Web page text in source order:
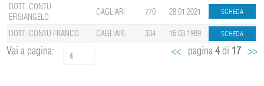
DOTT. CONTU
EFISIANGELO
CAGLIARI 770 28.01.2021
DOTT. CONTU FRANCO CAGLIARI 334 16.03.1989
<<pagina 4di 17 >>
Vai a pagina: 4